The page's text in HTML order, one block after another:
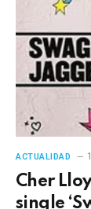
ACTUALIDAD
Cher
single